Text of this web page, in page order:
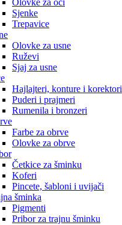
Olovke za oči
Sjenke
Trepavice
Olovke za usne
Ruževi
Sjaj za usne
Hajlajteri, konture i korektori
Puderi i prajmeri
Rumenila i bronzeri
Farbe za obrve
Olovke za obrve
Četkice za šminku
Koferi
Pincete, šabloni i uvijači
šminka
Pigmenti
Pribor za trajnu šminku